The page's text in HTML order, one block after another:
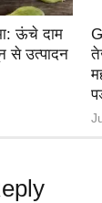
ऊंचे दाम
से उत्पादन